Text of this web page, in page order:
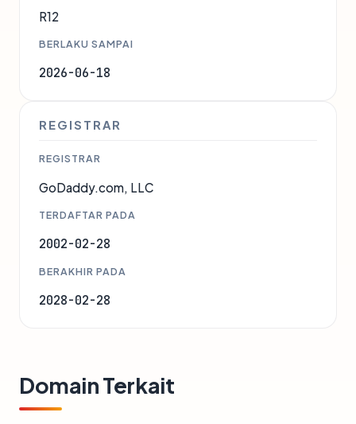
R12
BERLAKU SAMPAI
2026-06-18
REGISTRAR
REGISTRAR
GoDaddy.com, LLC
TERDAFTAR PADA
2002-02-28
BERAKHIR PADA
2028-02-28
Domain Terkait